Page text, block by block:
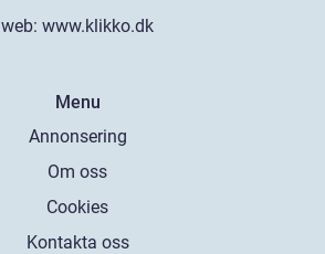
web: www.klikko.dk
Menu
Annonsering
Om oss
Cookies
Kontakta oss